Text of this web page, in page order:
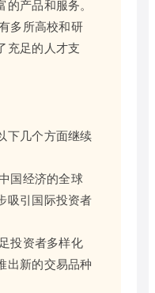
产品和服务。
多所高校和研
充足的人才支
下几个方面继续
国经济的全球
吸引国际投资者
投资者多样化
出新的交易品种